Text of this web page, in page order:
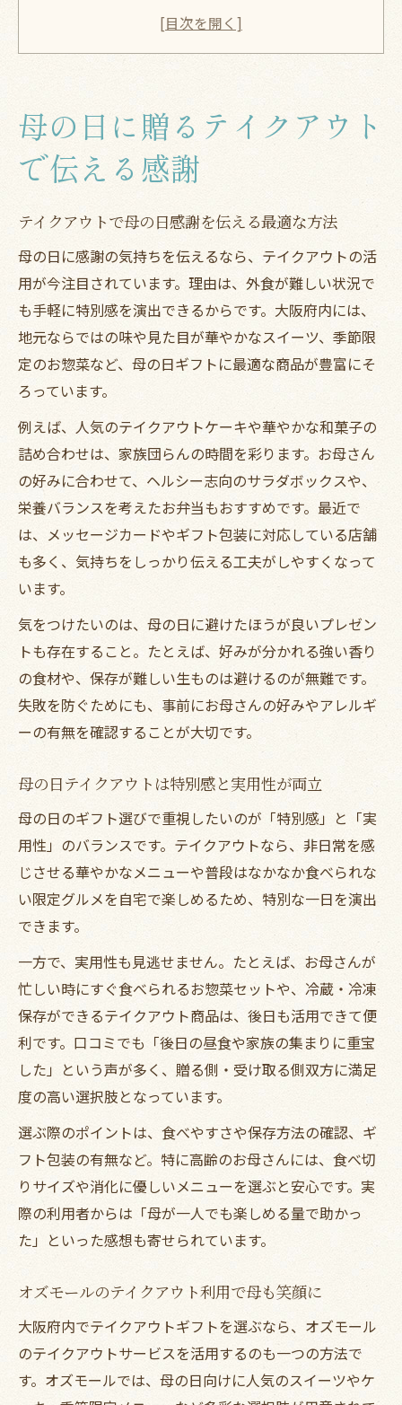
母の日テイクアウトは特別感と実用性が両
テイクアウト人気ギフトで母の日の喜び倍
増
母の日はテイクアウトで非日常を演出しよ
う
実用性とテイクアウトの両立ギフト提案
忙しい母に嬉しいテイクアウト実用ギフト
母の日ご飯プレゼントに最適なテイクアウ
ト
健康志向の母へおすすめテイクアウト活用
法
母の日ギフトはテイクアウトで賢く選ぶ時
代
テイクアウト人気から選ぶ母の日特別ギフト
テイクアウト人気商品で母の日を特別に
母の日限定テイクアウトギフトの選び方
話題のテイクアウトケーキで母へ感謝伝達
母の日はテイクアウト人気を事前にチェッ
ク
母の日を格上げするご飯系テイクアウト提案
母の日ご飯系テイクアウトで格上げ体験
テイクアウトで楽しむ母の日ランチギフト
母の日のご飯プレゼントはテイクアウトが
最適
誕生日家ご飯テイクアウトも母の日に応用
年末おすすめテイクアウトを母の日にも活
意外と喜ばれる母の日のランチテイクアウト
母の日ランチにテイクアウトが選ばれる理
由
テイクアウトで叶う特別な母の日ランチ体
験
母の日のサプライズはランチテイクアウト
で
ご飯プレゼントとしてのテイクアウト活用
法
母の日人気ランチギフトもテイクアウトで
簡単
母の日テイクアウト選びで避けたいNG例
ブリザードフラワーなど避けるべきギフト
と理由
母の日に失礼とされるテイクアウトには注
母の日に贈るテイクアウト
で伝える感謝
テイクアウトで母の日感謝を伝える最適な方法
母の日に感謝の気持ちを伝えるなら、テイクアウトの活
用が今注目されています。理由は、外食が難しい状況で
も手軽に特別感を演出できるからです。大阪府内には、
地元ならではの味や見た目が華やかなスイーツ、季節限
定のお惣菜など、母の日ギフトに最適な商品が豊富にそ
ろっています。
例えば、人気のテイクアウトケーキや華やかな和菓子の
詰め合わせは、家族団らんの時間を彩ります。お母さん
の好みに合わせて、ヘルシー志向のサラダボックスや、
栄養バランスを考えたお弁当もおすすめです。最近で
は、メッセージカードやギフト包装に対応している店舗
も多く、気持ちをしっかり伝える工夫がしやすくなって
います。
気をつけたいのは、母の日に避けたほうが良いプレゼン
トも存在すること。たとえば、好みが分かれる強い香り
の食材や、保存が難しい生ものは避けるのが無難です。
失敗を防ぐためにも、事前にお母さんの好みやアレルギ
ーの有無を確認することが大切です。
母の日テイクアウトは特別感と実用性が両立
母の日のギフト選びで重視したいのが「特別感」と「実
用性」のバランスです。テイクアウトなら、非日常を感
じさせる華やかなメニューや普段はなかなか食べられな
い限定グルメを自宅で楽しめるため、特別な一日を演出
できます。
一方で、実用性も見逃せません。たとえば、お母さんが
忙しい時にすぐ食べられるお惣菜セットや、冷蔵・冷凍
保存ができるテイクアウト商品は、後日も活用できて便
利です。口コミでも「後日の昼食や家族の集まりに重宝
した」という声が多く、贈る側・受け取る側双方に満足
度の高い選択肢となっています。
選ぶ際のポイントは、食べやすさや保存方法の確認、ギ
フト包装の有無など。特に高齢のお母さんには、食べ切
りサイズや消化に優しいメニューを選ぶと安心です。実
際の利用者からは「母が一人でも楽しめる量で助かっ
た」といった感想も寄せられています。
オズモールのテイクアウト利用で母も笑顔に
大阪府内でテイクアウトギフトを選ぶなら、オズモール
のテイクアウトサービスを活用するのも一つの方法で
す。オズモールでは、母の日向けに人気のスイーツやケ